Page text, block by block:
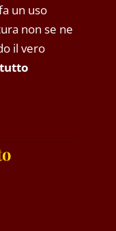
un uso
non se ne
il vero